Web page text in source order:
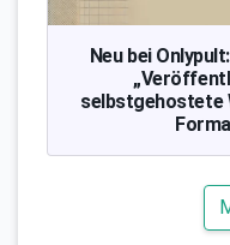
Neu bei
selbstgehostete